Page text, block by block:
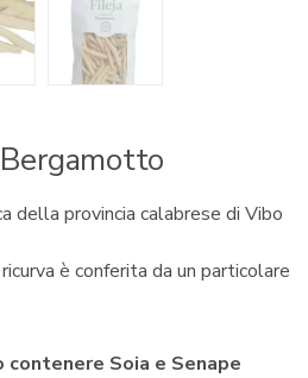
della provincia calabrese di Vibo
è conferita da un particolare
contenere Soia e Senape